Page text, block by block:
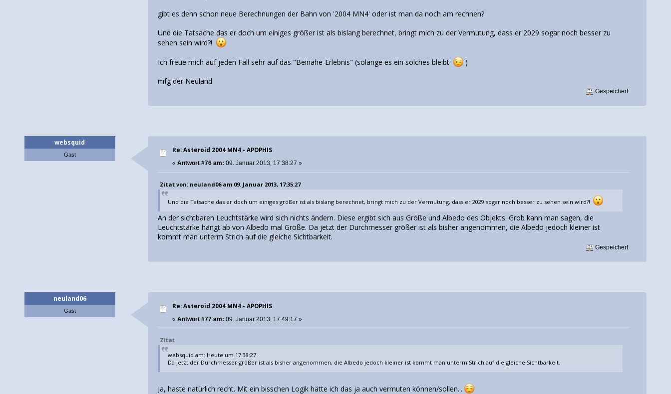
gibt es denn schon neue Berechnungen der Bahn von '2004 MN4' oder ist man da noch am rechnen?
Und die Tatsache das er doch um einiges größer ist als bislang berechnet, bringt mich zu der Vermutung, dass er 2029 sogar noch besser zu
sehen sein wird?!
Ich freue mich auf jeden Fall sehr auf das "Beinahe-Erlebnis" (solange es ein solches bleibt
)
mfg der Neuland
Gespeichert
websquid
Gast
Re: Asteroid 2004 MN4 - APOPHIS
«Antwort #76 am: 09. Januar 2013, 17:38:27 »
Zitat von: neuland06 am 09. Januar 2013, 17:35:27
Und die Tatsache das er doch um einiges größer ist als bislang berechnet, bringt mich zu der Vermutung, dass er 2029 sogar noch besser zu sehen sein wird?!
An der sichtbaren Leuchtstärke wird sich nichts ändern. Diese ergibt sich aus Größe und Albedo des Objekts. Grob kann man sagen, die
Leuchtstärke hängt ab von Albedo mal Größe. Da jetzt der Durchmesser größer ist als bisher angenommen, die Albedo jedoch kleiner ist
kommt man unterm Strich auf die gleiche Sichtbarkeit.
Gespeichert
neuland06
Gast
Re: Asteroid 2004 MN4 - APOPHIS
«Antwort #77 am: 09. Januar 2013, 17:49:17 »
Zitat
websquid am: Heute um 17:38:27
Da jetzt der Durchmesser größer ist als bisher angenommen, die Albedo jedoch kleiner ist kommt man unterm Strich auf die gleiche Sichtbarkeit.
Ja, haste natürlich recht. Mit ein bisschen Logik hätte ich das ja auch vermuten können/sollen...